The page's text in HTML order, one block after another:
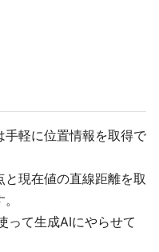
手軽に位置情報を取得で
現在値の直線距離を取
って生成AIにやらせて